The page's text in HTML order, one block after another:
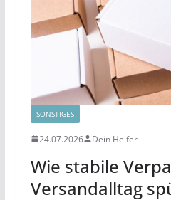
SONSTIGES
24.07.2026 Dein Helfer
Wie stabile
Versandalltag